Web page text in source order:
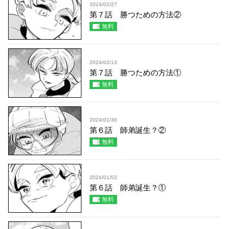
2024/02/27
第７話 勝つための方法②
無料
2024/02/13
第７話 勝つための方法①
無料
2024/01/30
第６話 師弟誕生？②
無料
2024/01/02
第６話 師弟誕生？①
無料